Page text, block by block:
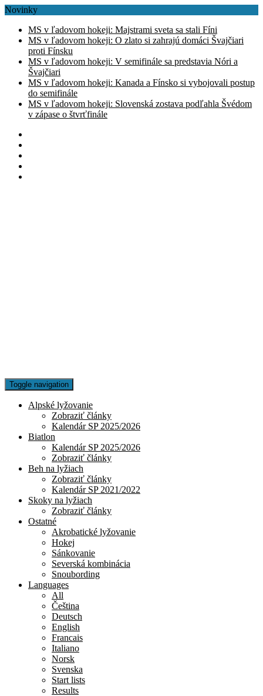
Novinky
MS v ľadovom hokeji: Majstrami sveta sa stali Fíni
MS v ľadovom hokeji: O zlato si zahrajú domáci Švajčiari
proti Fínsku
MS v ľadovom hokeji: V semifinále sa predstavia Nóri a
Švajčiari
MS v ľadovom hokeji: Kanada a Fínsko si vybojovali postup
do semifinále
MS v ľadovom hokeji: Slovenská zostava podľahla Švédom
v zápase o štvrťfinále
Toggle navigation
Alpské lyžovanie
Zobraziť články
Kalendár SP 2025/2026
Biatlon
Kalendár SP 2025/2026
Zobraziť články
Beh na lyžiach
Zobraziť články
Kalendár SP 2021/2022
Skoky na lyžiach
Zobraziť články
Ostatné
Akrobatické lyžovanie
Hokej
Sánkovanie
Severská kombinácia
Snoubording
Languages
All
Čeština
Deutsch
English
Francais
Italiano
Norsk
Svenska
Start lists
Results